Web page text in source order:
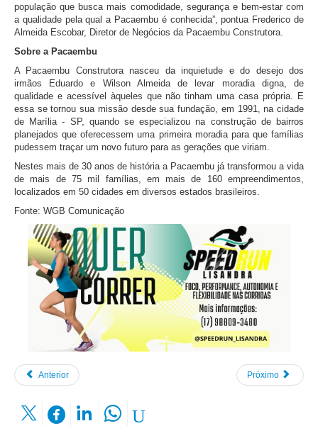
população que busca mais comodidade, segurança e bem-estar com
a qualidade pela qual a Pacaembu é conhecida”, pontua Frederico de
Almeida Escobar, Diretor de Negócios da Pacaembu Construtora.
Sobre a Pacaembu
A Pacaembu Construtora nasceu da inquietude e do desejo dos
irmãos Eduardo e Wilson Almeida de levar moradia digna, de
qualidade e acessível àqueles que não tinham uma casa própria. E
essa se tornou sua missão desde sua fundação, em 1991, na cidade
de Marília - SP, quando se especializou na construção de bairros
planejados que oferecessem uma primeira moradia para que famílias
pudessem traçar um novo futuro para as gerações que viriam.
Nestes mais de 30 anos de história a Pacaembu já transformou a vida
de mais de 75 mil famílias, em mais de 160 empreendimentos,
localizados em 50 cidades em diversos estados brasileiros.
Fonte: WGB Comunicação
Anterior Próximo